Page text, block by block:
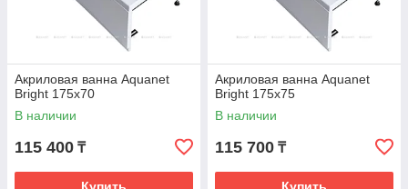
Акриловая ванна Aquanet
Bright 175x70
В наличии
115 400 ₸
Акриловая ванна Aquanet
Bright 175x75
В наличии
115 700 ₸